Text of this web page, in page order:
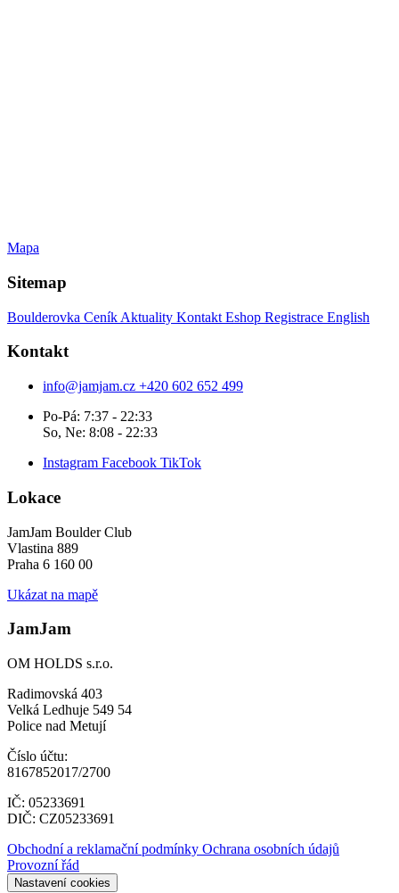
Mapa
Sitemap
Boulderovka Ceník Aktuality Kontakt Eshop Registrace English
Kontakt
info@jamjam.cz +420 602 652 499
Po-Pá: 7:37 - 22:33
So, Ne: 8:08 - 22:33
Instagram Facebook TikTok
Lokace
JamJam Boulder Club
Vlastina 889
Praha 6 160 00
Ukázat na mapě
JamJam
OM HOLDS s.r.o.
Radimovská 403
Velká Ledhuje 549 54
Police nad Metují
Číslo účtu:
8167852017/2700
IČ: 05233691
DIČ: CZ05233691
Obchodní a reklamační podmínky Ochrana osobních údajů
Provozní řád
Nastavení cookies